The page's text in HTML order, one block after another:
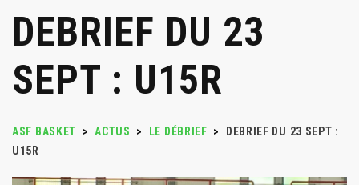
DEBRIEF DU 23
SEPT : U15R
ASF BASKET > ACTUS > LE DÉBRIEF >
DEBRIEF DU 23 SEPT :
U15R